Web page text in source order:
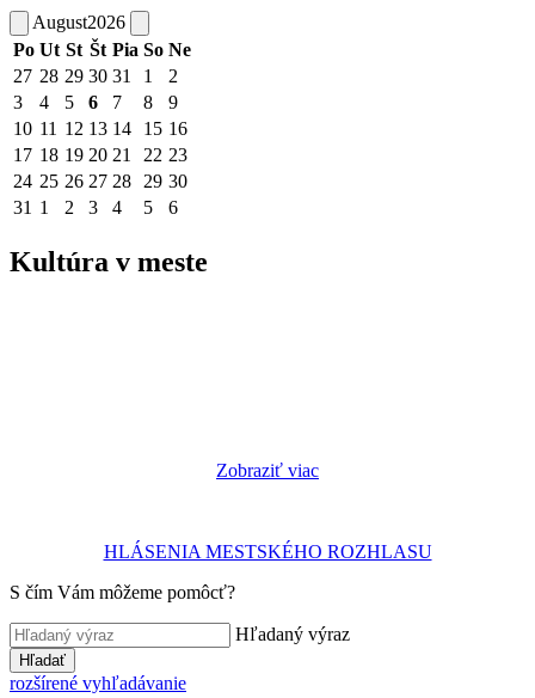
August2026
Po Ut St Št Pia So Ne
27 28 29 30 31 1
2
3
4 5 6 7 8
9
10 11 12 13 14 15 16
17 18 19 20 21 22 23
24 25 26 27 28 29 30
31 1 2 3 4 5 6
Kultúra v meste
Zobraziť viac
HLÁSENIA MESTSKÉHO ROZHLASU
S čím Vám môžeme pomôcť?
Hľadaný výraz
Hľadať
rozšírené vyhľadávanie